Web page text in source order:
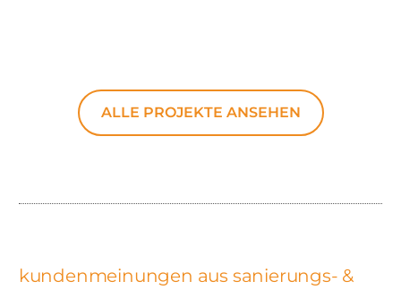
ALLE PROJEKTE ANSEHEN
kundenmeinungen aus sanierungs- &